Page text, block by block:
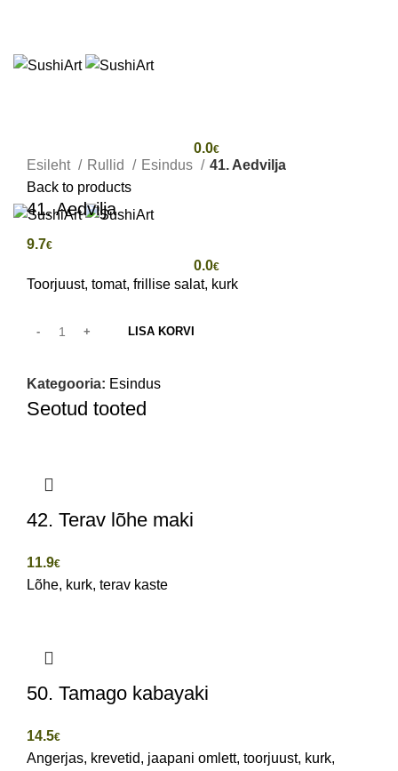
0.0€
0.0€
Esileht
Rullid Esindus
41. Aedvilja
Back to products
41. Aedvilja
9.7€
Toorjuust, tomat, frillise salat, kurk
LISA KORVI
Kategooria: Esindus
Seotud tooted
42. Terav lõhe maki
11.9€
Lõhe, kurk, terav kaste
50. Tamago kabayaki
14.5€
Angerjas, krevetid, jaapani omlett, toorjuust, kurk,